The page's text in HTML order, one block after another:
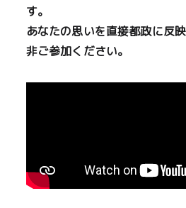
す。
あなたの思いを直接都政に反
非ご参加ください。